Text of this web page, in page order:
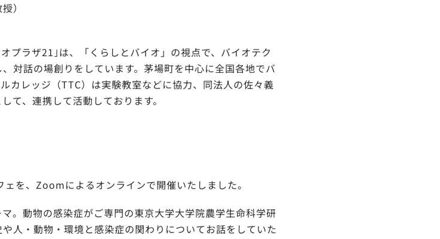
）
プラザ21｣は、「くらしとバイオ」の視点で、バイオテク
対話の場創りをしています。茅場町を中心に全国各地でバ
カレッジ（TTC）は実験教室などに協力、同法人の佐々義
て、連携して活動しております。
を、Zoomによるオンラインで開催いたしました。
。動物の感染症がご専門の東京大学大学院農学生命科学研
人・動物・環境と感染症の関わりについてお話をしていた